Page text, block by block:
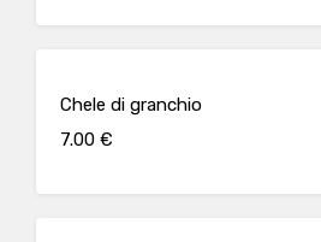
Chele di granchio
7.00 €